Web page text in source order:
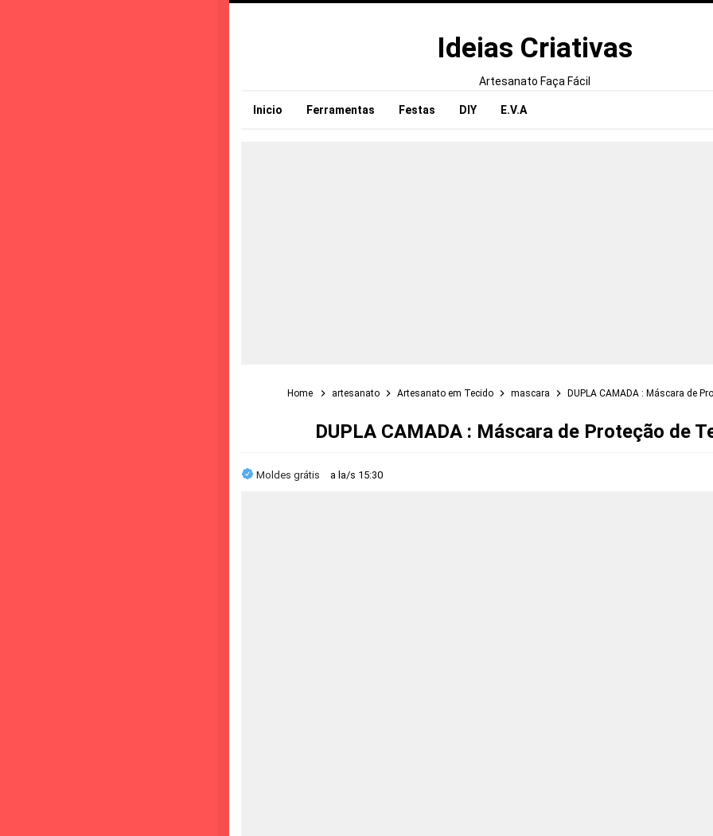
Ideias Criativas
Artesanato Faça Fácil
Inicio Ferramentas Festas DIY E.V.A
Home artesanato Artesanato em Tecido mascara DUPLA CAMADA : Máscara de
DUPLA CAMADA : Máscara de Proteção de
Moldes grátis a la/s 15:30